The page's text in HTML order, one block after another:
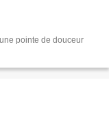
pointe de douceur